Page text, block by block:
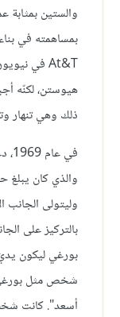
والستين بمثابة
بمساهمته في
هيوستن، لكنّه
ذلك وهي تنهار
وليتولى الجانب
بالتركيز على
بورغي ليكون
شخص مثل
أسعد". كانت